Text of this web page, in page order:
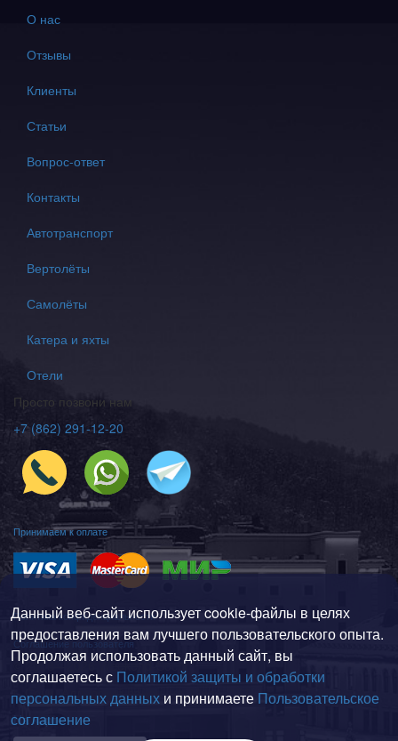
О нас
Отзывы
Клиенты
Статьи
Вопрос-ответ
Контакты
Автотранспорт
Вертолёты
Самолёты
Катера и яхты
Отели
Просто позвони нам
+7 (862) 291-12-20
Принимаем к оплате
Политика конфиденциальности
Соглашение пользователя
© 2008—2026 Weekend-Sochi
г. Сочи, Адлерский район, ул. Мира, 161
На карте
Данный веб-сайт использует cookie-файлы в целях
предоставления вам лучшего пользовательского опыта.
Продолжая использовать данный сайт, вы
соглашаетесь с Политикой защиты и обработки
персональных данных и принимаете Пользовательское
соглашение